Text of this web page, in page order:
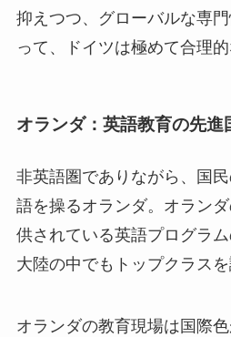
抑えつつ、グローバルな専
って、ドイツは極めて合理的
オランダ：英語教育の先進
非英語圏でありながら、国
語を操るオランダ。オラン
供されている英語プログラ
大陸の中でもトップクラスを
オランダの教育現場は国際